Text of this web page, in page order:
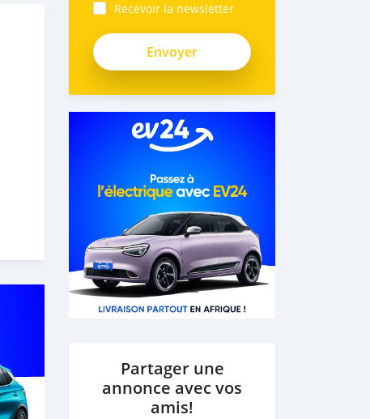
Recevoir la newsletter
Partager une
annonce avec vos
amis!